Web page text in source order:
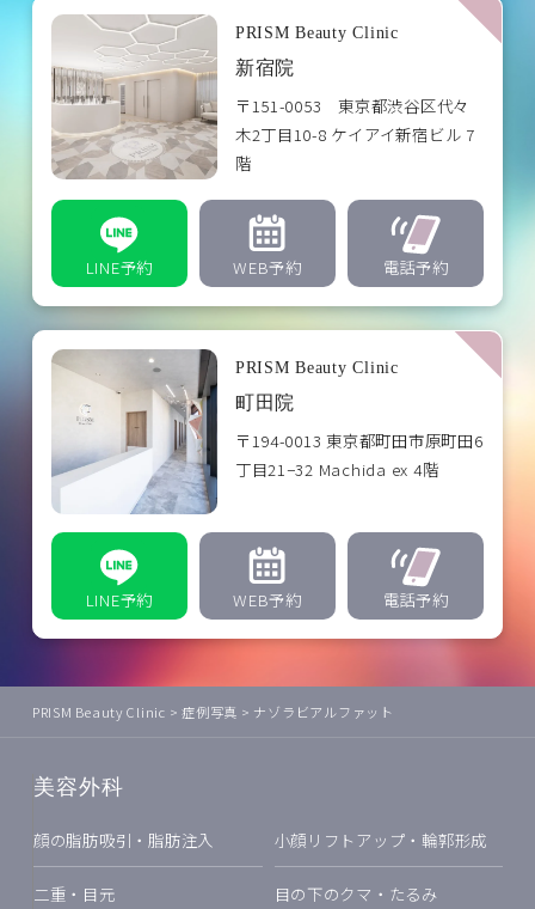
PRISM Beauty Clinic
新宿院
〒151-0053 東京都渋谷区代々
木2丁目10-8 ケイアイ新宿ビル 7
階
LINE予約 WEB予約 電話予約
PRISM Beauty Clinic
町田院
〒194-0013 東京都町田市原町田6
丁目21−32 Machida ex 4階
LINE予約 WEB予約 電話予約
PRISM Beauty Clinic >症例写真 > ナゾラビアルファット
美容外科
顔の脂肪吸引・脂肪注入 小顔リフトアップ・輪郭形成
二重・目元 目の下のクマ・たるみ